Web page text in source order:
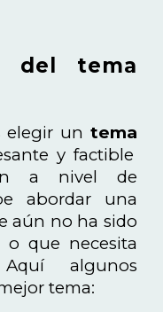
del tema
elegir un tema
y factible
a nivel de
abordar una
aún no ha sido
o que necesita
algunos
tema: